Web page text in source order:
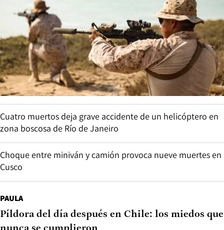
Cuatro muertos deja grave accidente de un helicóptero en
zona boscosa de Río de Janeiro
Choque entre miniván y camión provoca nueve muertes en
Cusco
PAULA
Píldora del día después en Chile: los miedos que